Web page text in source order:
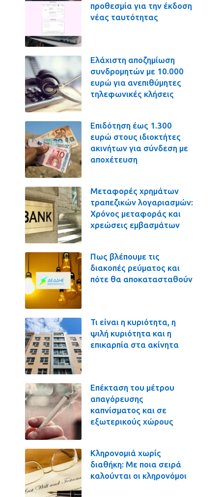
προθεσμία για την έκδοση
νέας ταυτότητας
Ελάχιστη αποζημίωση
συνδρομητών με 10.000
ευρώ για ανεπιθύμητες
τηλεφωνικές κλήσεις
Επιδότηση έως 1.300
ευρώ στους ιδιοκτήτες
ακινήτων για σύνδεση με
αποχέτευση
Μεταφορές χρημάτων
τραπεζικών λογαριασμών:
Χρόνος μεταφοράς και
χρεώσεις εμβασμάτων
Πως βλέπουμε τις
διακοπές ρεύματος και
πότε θα αποκατασταθούν
Τι είναι η κυριότητα, η
ψιλή κυριότητα και η
επικαρπία στα ακίνητα
Επέκταση του μέτρου
απαγόρευσης
καπνίσματος και σε
εξωτερικούς χώρους
Κληρονομιά χωρίς
διαθήκη: Με ποια σειρά
καλούνται οι κληρονόμοι